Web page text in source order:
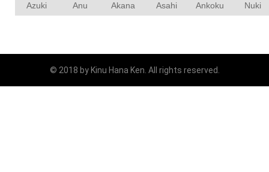
Azuki
Anu
Akana
Asahi
Ankoku
Nuki
© 2018 by Kinu Hana Ken. All rights reserved.